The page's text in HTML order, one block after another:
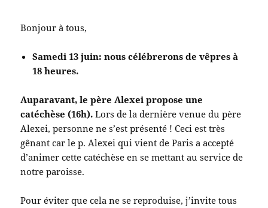
Bonjour à tous,
Samedi 13 juin: nous célébrerons de vêpres à
18 heures.
Auparavant, le père Alexei propose une
catéchèse (16h). Lors de la dernière venue du père
Alexei, personne ne s’est présenté ! Ceci est très
gênant car le p. Alexei qui vient de Paris a accepté
d’animer cette catéchèse en se mettant au service de
notre paroisse.
Pour éviter que cela ne se reproduise, j’invite tous